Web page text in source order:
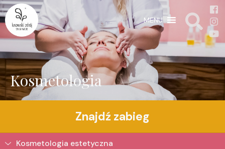
MENU
Kosmetologia
Znajdź zabieg
Kosmetologia estetyczna